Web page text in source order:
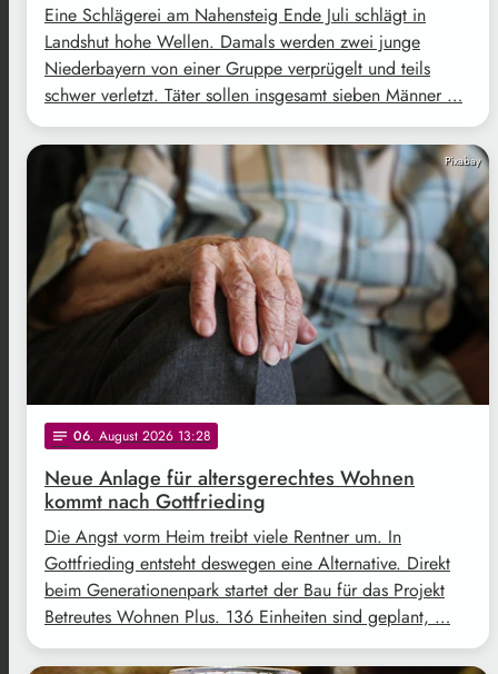
Eine Schlägerei am Nahensteig Ende Juli schlägt in
Landshut hohe Wellen. Damals werden zwei junge
Niederbayern von einer Gruppe verprügelt und teils
schwer verletzt. Täter sollen insgesamt sieben Männer …
Pixabay
notes 06. August 2026 13:28
Neue Anlage für altersgerechtes Wohnen
kommt nach Gottfrieding
Die Angst vorm Heim treibt viele Rentner um. In
Gottfrieding entsteht deswegen eine Alternative. Direkt
beim Generationenpark startet der Bau für das Projekt
Betreutes Wohnen Plus. 136 Einheiten sind geplant, …